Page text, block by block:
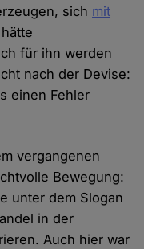
sich mit
für ihn werden
nach der Devise:
einen Fehler
vergangenen
Bewegung:
unter dem Slogan
in der
Auch hier war